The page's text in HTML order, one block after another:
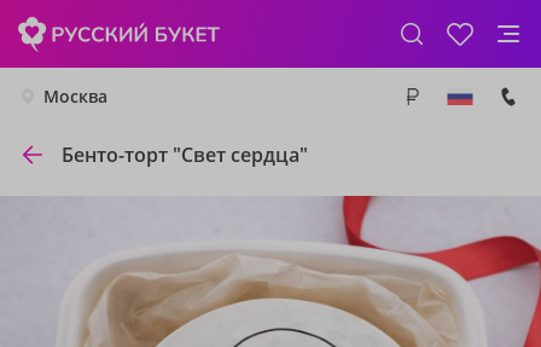
Москва
Бенто-торт "Свет сердца"